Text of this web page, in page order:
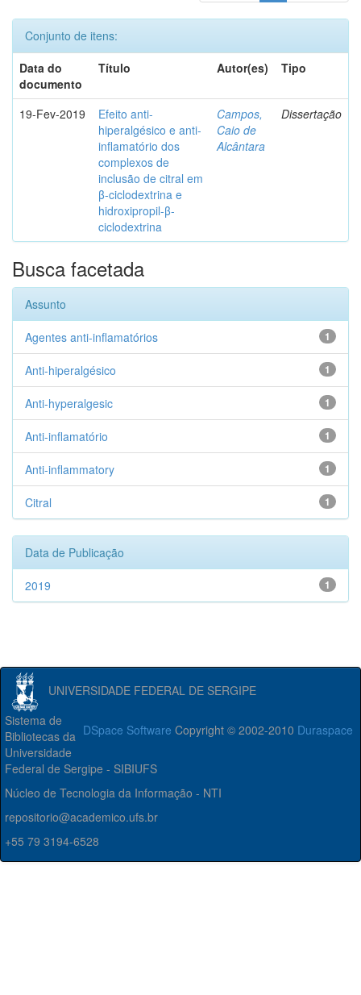
Conjunto de itens:
Data do
documento
Título Autor(es) Tipo
19-Fev-2019
Efeito anti-
hiperalgésico e anti-
inflamatório dos
complexos de
inclusão de citral em
β-ciclodextrina e
hidroxipropil-β-
ciclodextrina
Campos,
Caio de
Alcântara
Dissertação
Busca facetada
Assunto
1
Agentes anti-inflamatórios
1
Anti-hiperalgésico
1
Anti-hyperalgesic
1
Anti-inflamatório
1
Anti-inflammatory
1
Citral
Data de Publicação
1
2019
UNIVERSIDADE FEDERAL DE SERGIPE
DSpace Software Copyright © 2002-2010 Duraspace
Sistema de
Bibliotecas da
Universidade
Federal de Sergipe - SIBIUFS
Núcleo de Tecnologia da Informação - NTI
repositorio@academico.ufs.br
+55 79 3194-6528